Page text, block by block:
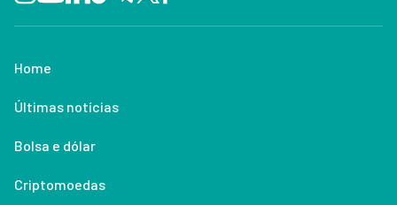
Home
Últimas notícias
Bolsa e dólar
Criptomoedas